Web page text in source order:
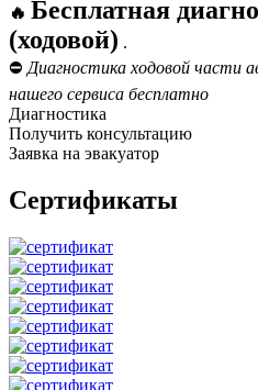
🔥 Бесплатная
(ходовой) .
⛔ Диагностика ходовой части
нашего сервиса бесплатно
Диагностика
Получить консультацию
Заявка на эвакуатор
Сертификаты